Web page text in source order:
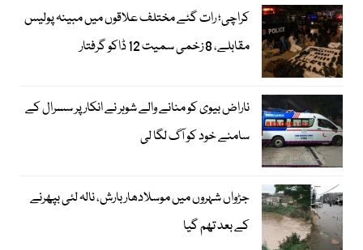
کراچی؛ رات گئے مختلف علاقوں میں مبینہ پولیس
مقابلے، 8 زخمی سمیت 12 ڈاکو گرفتار
ناراض بیوی کو منانے والے شوہر نے انکار پر سسرال کے
سامنے خود کو آگ لگا لی
جڑواں شہروں میں موسلادھار بارش، نالہ لئی بپھرنے
کے بعد تھم گیا